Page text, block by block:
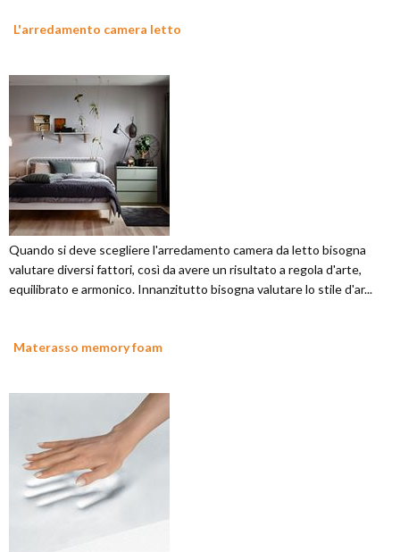
L'arredamento camera letto
Quando si deve scegliere l'arredamento camera da letto bisogna
valutare diversi fattori, così da avere un risultato a regola d'arte,
equilibrato e armonico. Innanzitutto bisogna valutare lo stile d'ar...
Materasso memory foam